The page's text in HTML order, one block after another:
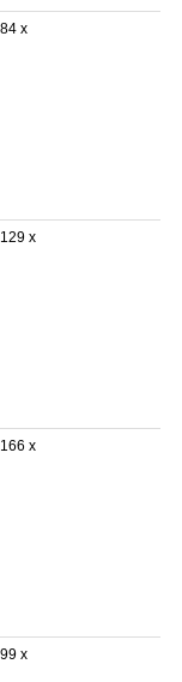
84 x
129 x
166 x
99 x